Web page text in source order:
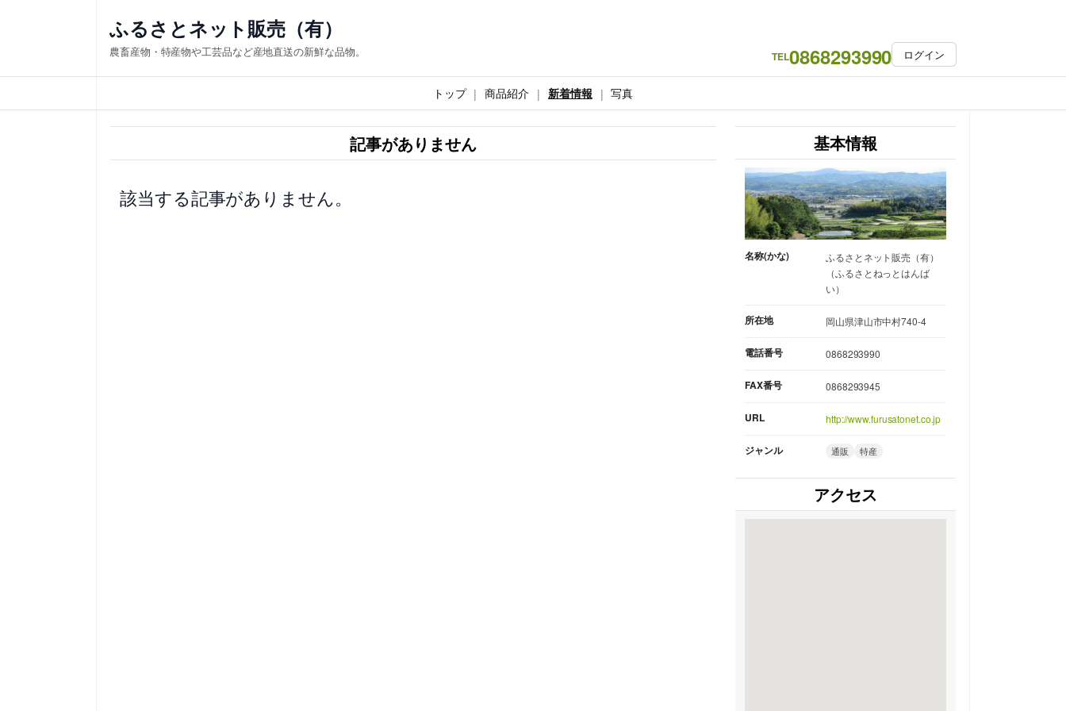
ス
キ
ふるさとネット販売（有）
農畜産物・特産物や工芸品など産地直送の新鮮な品物。 TEL0868293990 ログイン
トップ 商品紹介 新着情報 写真
記事がありません
該当する記事がありません。
基本情報
名称(かな)
ふるさとネット販売（有）
（ふるさとねっとはんば
い）
所在地 岡山県津山市中村740-4
電話番号 0868293990
FAX番号 0868293945
URL http://www.furusatonet.co.jp
ジャンル 通販 特産
アクセス